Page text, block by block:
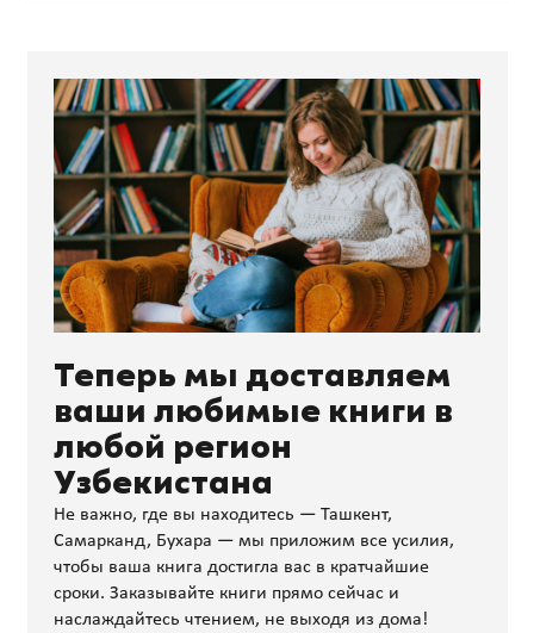
Теперь мы доставляем
ваши любимые книги в
любой регион
Узбекистана
Не важно, где вы находитесь — Ташкент,
Самарканд, Бухара — мы приложим все усилия,
чтобы ваша книга достигла вас в кратчайшие
сроки. Заказывайте книги прямо сейчас и
наслаждайтесь чтением, не выходя из дома!